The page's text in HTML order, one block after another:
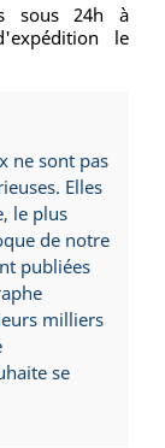
sous 24h à
le
ne sont pas
Elles
le plus
de notre
publiées
milliers
se